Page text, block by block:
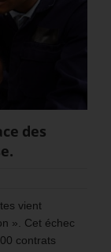
des
vient
». Cet échec
contrats